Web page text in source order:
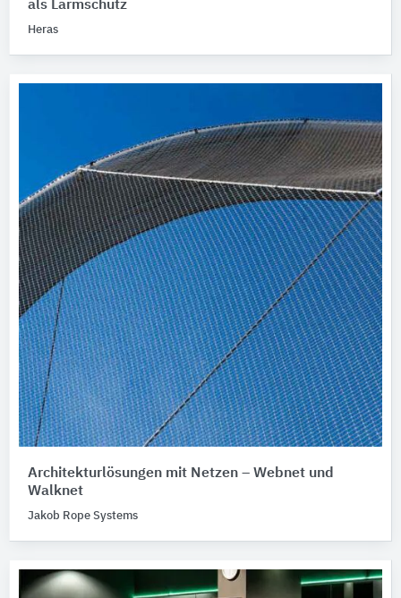
als Lärmschutz
Heras
Architekturlösungen mit Netzen – Webnet und
Walknet
Jakob Rope Systems